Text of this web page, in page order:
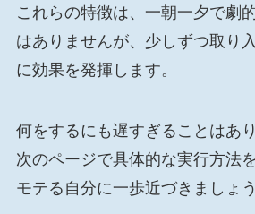
これらの特徴は、一朝一夕で劇
はありませんが、少しずつ取り
に効果を発揮します。
何をするにも遅すぎることはあ
次のページで具体的な実行方法
モテる自分に一歩近づきましょう